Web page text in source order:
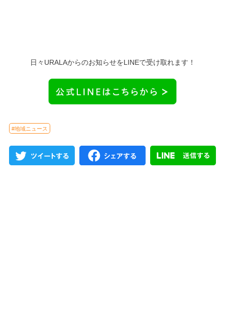
日々URALAからのお知らせをLINEで受け取れます！
#地域ニュース